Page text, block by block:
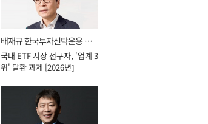
배재규 한국투자신탁운용 대
표이사 사장
국내 ETF 시장 선구자, '업계 3
위' 탈환 과제 [2026년]